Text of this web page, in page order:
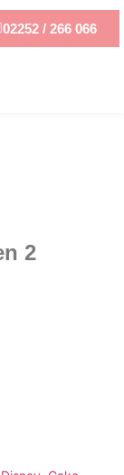
02252 / 266 066
2